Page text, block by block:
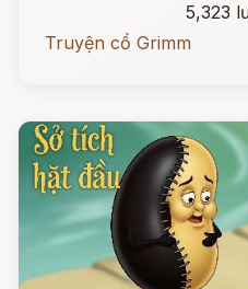
5,323
Truyện cổ Grimm